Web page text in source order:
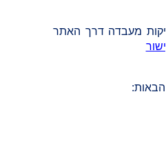
מעבדה דרך האתר